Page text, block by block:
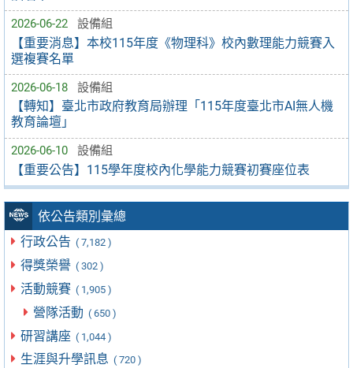
2026-06-22 設備組
【重要消息】本校115年度《物理科》校內數理能力競賽入
選複賽名單
2026-06-18 設備組
【轉知】臺北市政府教育局辦理「115年度臺北市AI無人機
教育論壇」
2026-06-10 設備組
【重要公告】115學年度校內化學能力競賽初賽座位表
依公告類別彙總
行政公告 ( 7,182 )
得獎榮譽 ( 302 )
活動競賽 ( 1,905 )
營隊活動 ( 650 )
研習講座 ( 1,044 )
生涯與升學訊息 ( 720 )